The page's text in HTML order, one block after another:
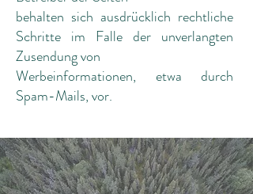
behalten sich ausdrücklich rechtliche
Schritte im Falle der unverlangten
Zusendung von
Werbeinformationen, etwa durch
Spam-Mails, vor.